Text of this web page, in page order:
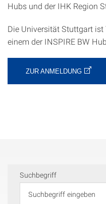
Hubs und der IHK Region
Die Universität Stuttgart
einem der INSPIRE BW
ZUR ANMELDUNG
Suchbegriff